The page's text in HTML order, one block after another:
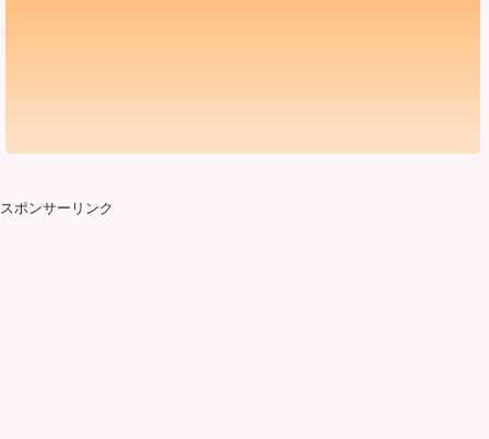
スポンサーリンク